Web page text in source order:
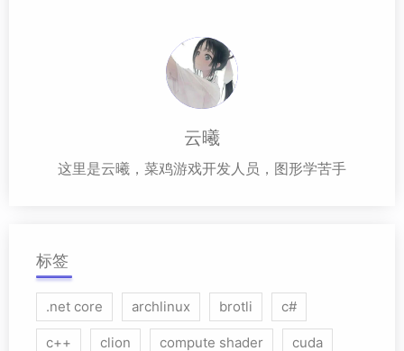
云曦
这里是云曦，菜鸡游戏开发人员，图形学苦手
标签
.net core archlinux brotli c#
c++ clion compute shader cuda